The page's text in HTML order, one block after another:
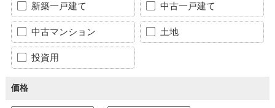
新築一戸建て 中古一戸建て
中古マンション 土地
投資用
価格